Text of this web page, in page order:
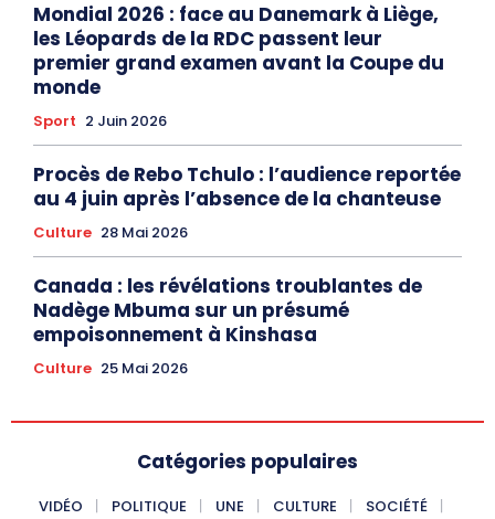
Mondial 2026 : face au Danemark à Liège,
les Léopards de la RDC passent leur
premier grand examen avant la Coupe du
monde
Sport 2 Juin 2026
Procès de Rebo Tchulo : l’audience reportée
au 4 juin après l’absence de la chanteuse
Culture 28 Mai 2026
Canada : les révélations troublantes de
Nadège Mbuma sur un présumé
empoisonnement à Kinshasa
Culture 25 Mai 2026
Catégories populaires
VIDÉO POLITIQUE UNE CULTURE
SOCIÉTÉ